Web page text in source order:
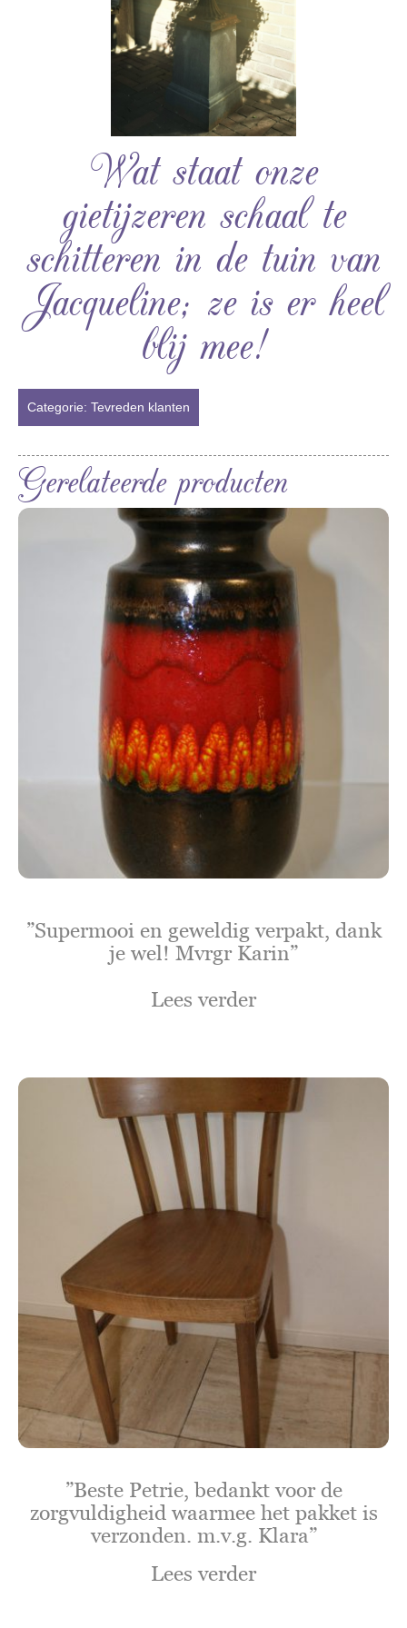
Wat staat onze
gietijzeren schaal te
schitteren in de tuin van
Jacqueline; ze is er heel
blij mee!
Categorie: Tevreden klanten
Gerelateerde producten
”Supermooi en geweldig verpakt, dank
je wel! Mvrgr Karin”
Lees verder
”Beste Petrie, bedankt voor de
zorgvuldigheid waarmee het pakket is
verzonden. m.v.g. Klara”
Lees verder